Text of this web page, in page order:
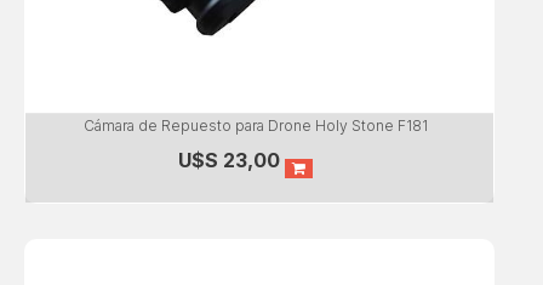
Cámara de Repuesto para Drone Holy Stone F181
U$S 23,00